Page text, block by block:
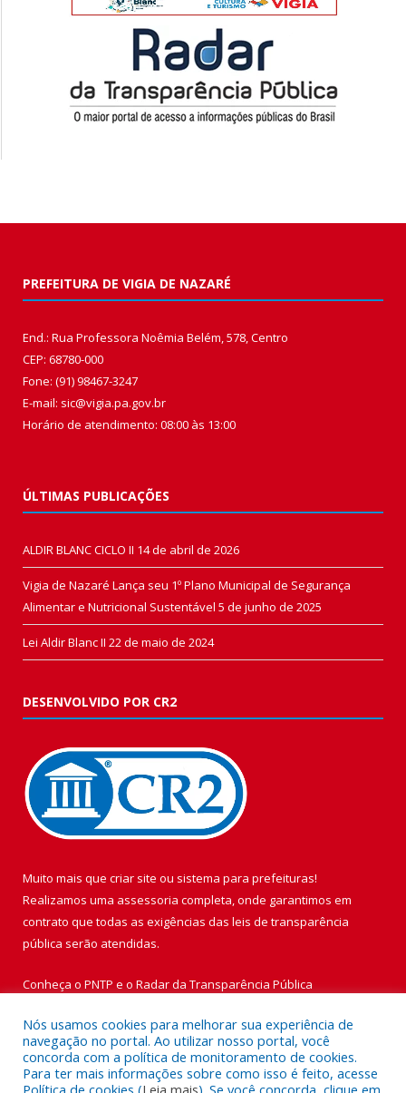
PREFEITURA DE VIGIA DE NAZARÉ
End.: Rua Professora Noêmia Belém, 578, Centro
CEP: 68780-000
Fone: (91) 98467-3247
E-mail: sic@vigia.pa.gov.br
Horário de atendimento: 08:00 às 13:00
ÚLTIMAS PUBLICAÇÕES
ALDIR BLANC CICLO II 14 de abril de 2026
Vigia de Nazaré Lança seu 1º Plano Municipal de Segurança
Alimentar e Nutricional Sustentável 5 de junho de 2025
Lei Aldir Blanc II 22 de maio de 2024
DESENVOLVIDO POR CR2
Muito mais que criar site ou sistema para prefeituras!
Realizamos uma assessoria completa, onde garantimos em
contrato que todas as exigências das leis de transparência
pública serão atendidas.
Conheça o PNTP e o Radar da Transparência Pública
Todos os direitos reservados a Prefeitura Municipal de Vigia de
Nós usamos cookies para melhorar sua experiência de
navegação no portal. Ao utilizar nosso portal, você
concorda com a política de monitoramento de cookies.
Para ter mais informações sobre como isso é feito, acesse
Política de cookies (Leia mais). Se você concorda, clique em